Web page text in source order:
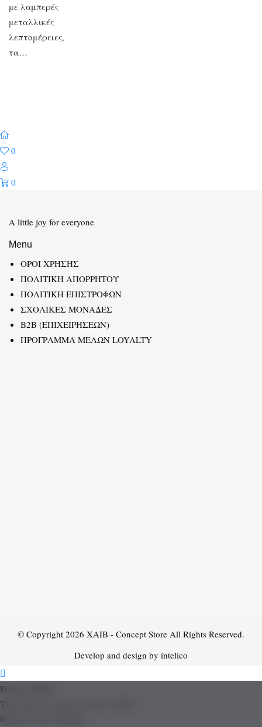
με λαμπερές
μεταλλικές
λεπτομέρειες,
τα…
0
0
A little joy for everyone
Menu
ΟΡΟΙ ΧΡΗΣΗΣ
ΠΟΛΙΤΙΚΗ ΑΠΟΡΡΗΤΟΥ
ΠΟΛΙΤΙΚΗ ΕΠΙΣΤΡΟΦΩΝ
ΣΧΟΛΙΚΕΣ ΜΟΝΑΔΕΣ
B2B (ΕΠΙΧΕΙΡΗΣΕΩΝ)
ΠΡΟΓΡΑΜΜΑ ΜΕΛΩΝ LOYALTY
© Copyright 2026 XAIB - Concept Store All Rights Reserved.
Develop and design by intelico
Product added!
The product is already in the wishlist!
Removed from Wishlist